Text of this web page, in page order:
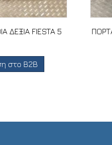
ΔΕΞΙΑ FIESTA 5
στο B2B